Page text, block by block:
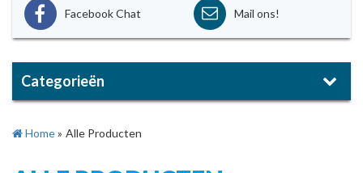
Facebook Chat Mail ons!
Categorieën
Home» Alle Producten